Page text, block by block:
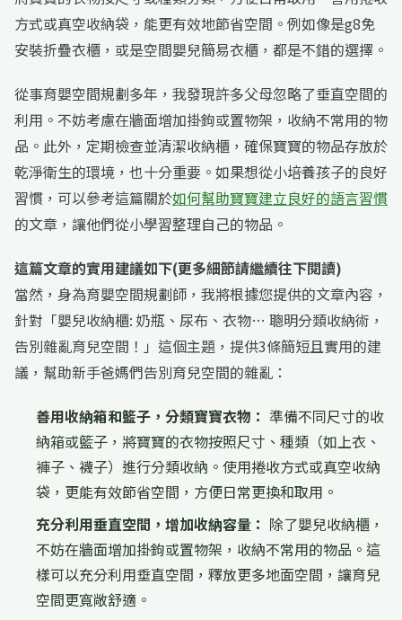
方式或真空收納袋，能更有效地節省空間。例如像是g8免
安裝折疊衣櫃，或是空間嬰兒簡易衣櫃，都是不錯的選擇。
從事育嬰空間規劃多年，我發現許多父母忽略了垂直空間的
利用。不妨考慮在牆面增加掛鉤或置物架，收納不常用的物
品。此外，定期檢查並清潔收納櫃，確保寶寶的物品存放於
乾淨衛生的環境，也十分重要。如果想從小培養孩子的良好
習慣，可以參考這篇關於如何幫助寶寶建立良好的語言習慣
的文章，讓他們從小學習整理自己的物品。
這篇文章的實用建議如下(更多細節請繼續往下閱讀)
當然，身為育嬰空間規劃師，我將根據您提供的文章內容，
針對「嬰兒收納櫃: 奶瓶、尿布、衣物… 聰明分類收納術，
告別雜亂育兒空間！」這個主題，提供3條簡短且實用的建
議，幫助新手爸媽們告別育兒空間的雜亂：
善用收納箱和籃子，分類寶寶衣物： 準備不同尺寸的收
納箱或籃子，將寶寶的衣物按照尺寸、種類（如上衣、
褲子、襪子）進行分類收納。使用捲收方式或真空收納
袋，更能有效節省空間，方便日常更換和取用。
充分利用垂直空間，增加收納容量： 除了嬰兒收納櫃，
不妨在牆面增加掛鉤或置物架，收納不常用的物品。這
樣可以充分利用垂直空間，釋放更多地面空間，讓育兒
空間更寬敞舒適。